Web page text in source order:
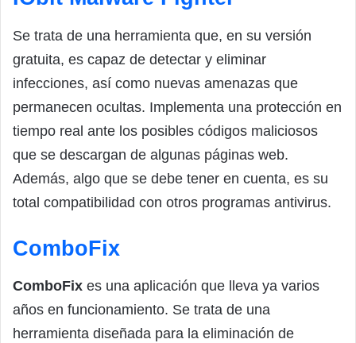
Se trata de una herramienta que, en su versión
gratuita, es capaz de detectar y eliminar
infecciones, así como nuevas amenazas que
permanecen ocultas. Implementa una protección en
tiempo real ante los posibles códigos maliciosos
que se descargan de algunas páginas web.
Además, algo que se debe tener en cuenta, es su
total compatibilidad con otros programas antivirus.
ComboFix
ComboFix es una aplicación que lleva ya varios
años en funcionamiento. Se trata de una
herramienta diseñada para la eliminación de